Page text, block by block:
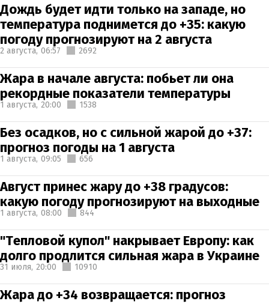
Дождь будет идти только на западе, но
температура поднимется до +35: какую
погоду прогнозируют на 2 августа
2 августа, 06:57 2692
Жара в начале августа: побьет ли она
рекордные показатели температуры
1 августа, 20:00 1538
Без осадков, но с сильной жарой до +37:
прогноз погоды на 1 августа
1 августа, 09:05 656
Август принес жару до +38 градусов:
какую погоду прогнозируют на выходные
1 августа, 08:00 844
"Тепловой купол" накрывает Европу: как
долго продлится сильная жара в Украине
31 июля, 20:00 10910
Жара до +34 возвращается: прогноз